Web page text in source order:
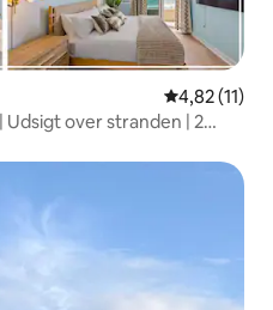
4,82 ud af 5
4,82 (11)
Udsigt over stranden | 2